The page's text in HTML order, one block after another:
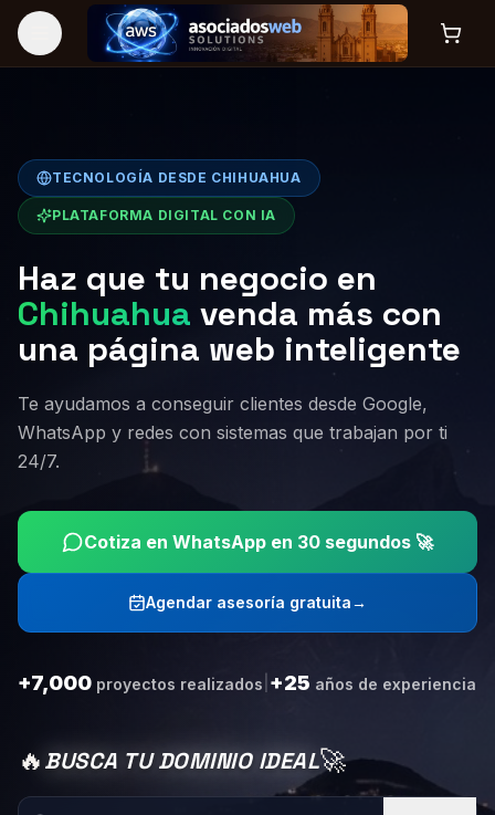
TECNOLOGÍA DESDE CHIHUAHUA
PLATAFORMA DIGITAL CON IA
Haz que tu negocio en
Chihuahua venda más con
una página web inteligente
Te ayudamos a conseguir clientes desde Google,
WhatsApp y redes con sistemas que trabajan por ti
24/7.
Cotiza en WhatsApp en 30 segundos 🚀
Agendar asesoría gratuita→
+7,000 proyectos realizados +25 años de experiencia
🔥BUSCA TU DOMINIO IDEAL🚀